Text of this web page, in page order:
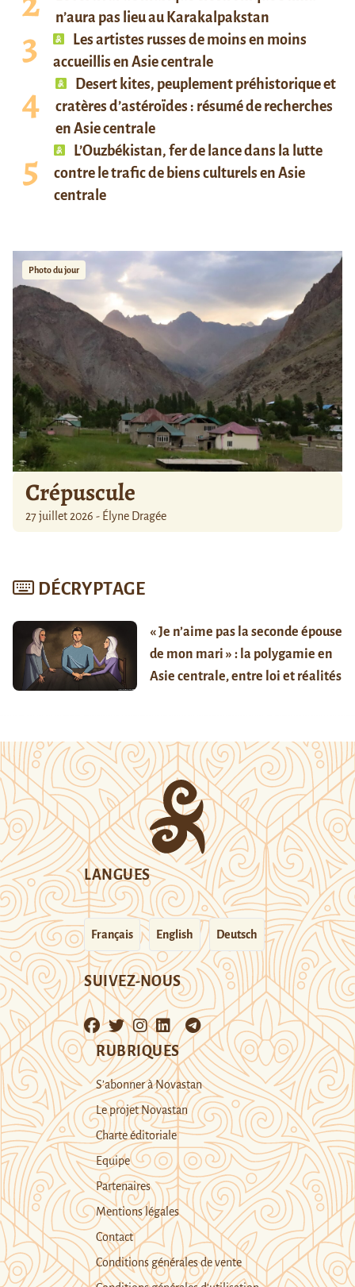
n’aura pas lieu au Karakalpakstan
Les artistes russes de moins en moins
accueillis en Asie centrale
Desert kites, peuplement préhistorique et
cratères d’astéroïdes : résumé de recherches
en Asie centrale
L’Ouzbékistan, fer de lance dans la lutte
contre le trafic de biens culturels en Asie
centrale
Photo du jour
Crépuscule
27 juillet 2026 - Élyne Dragée
DÉCRYPTAGE
« Je n’aime pas la seconde épouse
de mon mari » : la polygamie en
Asie centrale, entre loi et réalités
LANGUES
Français English Deutsch
SUIVEZ-NOUS
RUBRIQUES
S’abonner à Novastan
Le projet Novastan
Charte éditoriale
Equipe
Partenaires
Mentions légales
Contact
Conditions générales de vente